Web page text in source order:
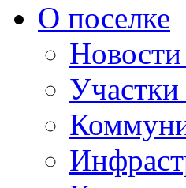
О поселке
Новости